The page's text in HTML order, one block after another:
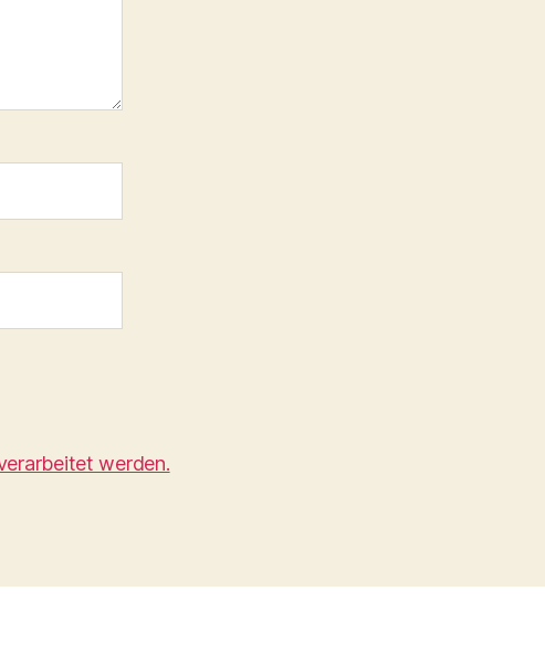
werden.